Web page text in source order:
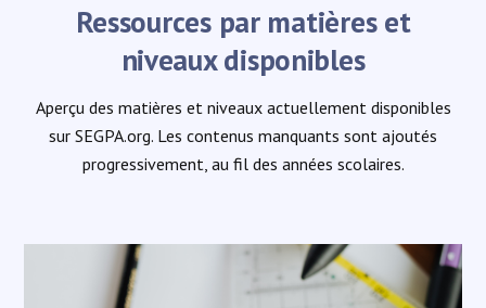
Ressources par matières et
niveaux disponibles
Aperçu des matières et niveaux actuellement disponibles
sur SEGPA.org. Les contenus manquants sont ajoutés
progressivement, au fil des années scolaires.